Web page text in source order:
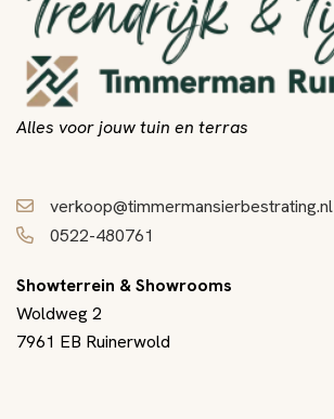
Alles voor jouw tuin en terras
verkoop@timmermansierbestrating.nl
0522-480761
Showterrein & Showrooms
Woldweg 2
7961 EB Ruinerwold